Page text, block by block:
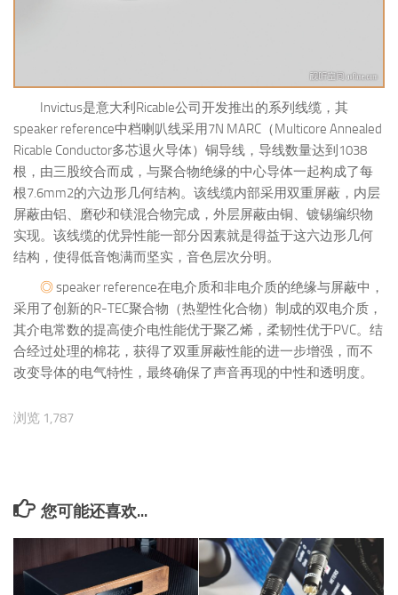
Invictus是意大利Ricable公司开发推出的系列线缆，其
speaker reference中档喇叭线采用7N MARC（Multicore Annealed
Ricable Conductor多芯退火导体）铜导线，导线数量达到1038
根，由三股绞合而成，与聚合物绝缘的中心导体一起构成了每
根7.6mm2的六边形几何结构。该线缆内部采用双重屏蔽，内层
屏蔽由铝、磨砂和镁混合物完成，外层屏蔽由铜、镀锡编织物
实现。该线缆的优异性能一部分因素就是得益于这六边形几何
结构，使得低音饱满而坚实，音色层次分明。
◎speaker reference在电介质和非电介质的绝缘与屏蔽中，
采用了创新的R-TEC聚合物（热塑性化合物）制成的双电介质，
其介电常数的提高使介电性能优于聚乙烯，柔韧性优于PVC。结
合经过处理的棉花，获得了双重屏蔽性能的进一步增强，而不
改变导体的电气特性，最终确保了声音再现的中性和透明度。
浏览 1,787
您可能还喜欢...